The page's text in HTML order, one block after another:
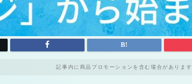
記事内に商品プロモーションを含む場合があります